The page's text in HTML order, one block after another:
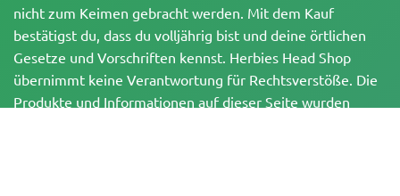
nicht zum Keimen gebracht werden. Mit dem Kauf
bestätigst du, dass du volljährig bist und deine örtlichen
Gesetze und Vorschriften kennst. Herbies Head Shop
übernimmt keine Verantwortung für Rechtsverstöße. Die
Produkte und Informationen auf dieser Seite wurden